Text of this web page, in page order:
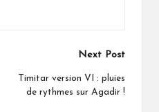
Next Post
Timitar version VI : pluies
de rythmes sur Agadir !